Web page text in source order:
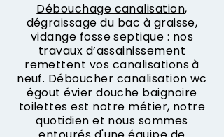
Débouchage canalisation,
dégraissage du bac à graisse,
vidange fosse septique : nos
travaux d’assainissement
remettent vos canalisations à
neuf. Déboucher canalisation wc
égout évier douche baignoire
toilettes est notre métier, notre
quotidien et nous sommes